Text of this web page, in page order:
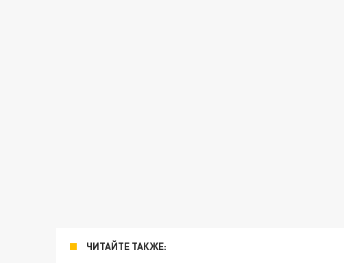
ЧИТАЙТЕ ТАКЖЕ: